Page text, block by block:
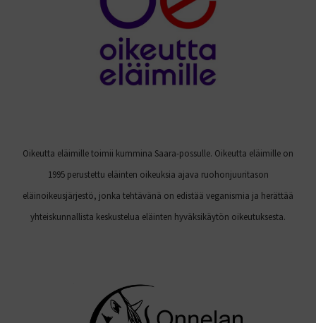
Oikeutta eläimille toimii kummina Saara-possulle. Oikeutta eläimille on
1995 perustettu eläinten oikeuksia ajava ruohonjuuritason
eläinoikeusjärjestö, jonka tehtävänä on edistää veganismia ja herättää
yhteiskunnallista keskustelua eläinten hyväksikäytön oikeutuksesta.